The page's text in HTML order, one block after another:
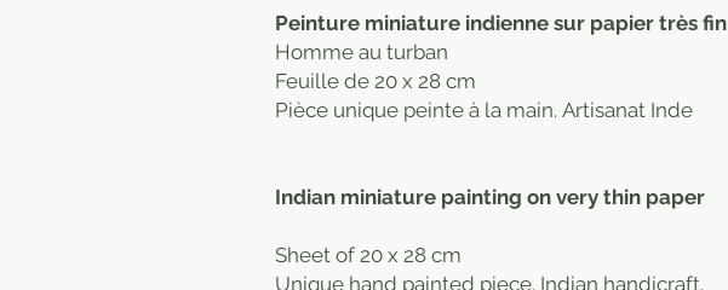
Peinture miniature indienne sur papier très fin
Homme au turban
Feuille de 20 x 28 cm
Pièce unique peinte à la main. Artisanat Inde
Indian miniature painting on very thin paper
Sheet of 20 x 28 cm
Unique hand painted piece. Indian handicraft.